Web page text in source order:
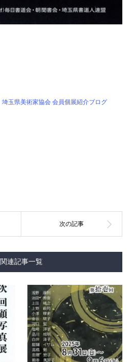
埼玉県美術家協会 会員個展紹介ブログ
関連記事一覧